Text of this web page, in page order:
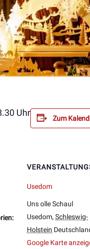
Uhr
Zum
Usedom
Uns olle Schaul
Usedom, Schleswig-
Holstein
Google Karte